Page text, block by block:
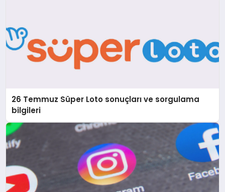
26 Temmuz Süper Loto sonuçları ve sorgulama
bilgileri